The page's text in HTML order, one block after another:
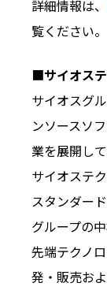
詳細情報は、
覧ください。
■サイオス
サイオスグ
ンソースソ
業を展開し
サイオステ
スタンダー
グループの
先端テクノ
発・販売お